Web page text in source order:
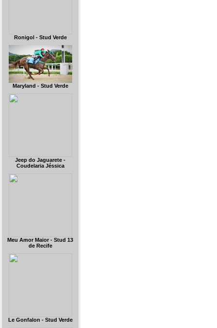
Ronigol - Stud Verde
Maryland - Stud Verde
Jeep do Jaguarete -
Coudelaria Jéssica
Meu Amor Maior - Stud 13
de Recife
Le Gonfalon - Stud Verde